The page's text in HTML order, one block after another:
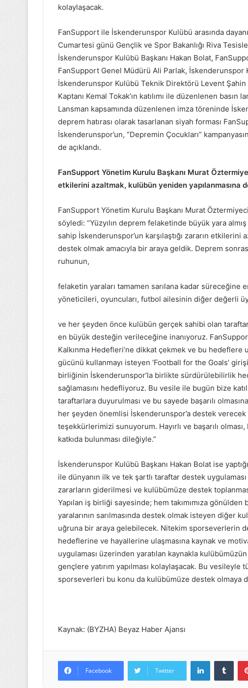
kolaylaşacak.
FanSupport ile İskenderunspor Kulübü arasında
Cumartesi günü Gençlik ve Spor Bakanlığı Riva
İskenderunspor Kulübü Başkanı Hakan Bolat,
FanSupport Genel Müdürü Ali Parlak, İskenderunspor
İskenderunspor Kulübü Teknik Direktörü Levent Şahin
Kaptanı Kemal Tokak’ın katılımı ile düzenlenen basın
Lansman kapsamında düzenlenen imza töreninde
deprem hatırası olarak tasarlanan siyah forması
İskenderunspor’un, “Depremin Çocukları”
de açıklandı.
FanSupport Yönetim Kurulu Başkanı Murat
etkilerini azaltmak, kulübün yeniden yapılanmasına
FanSupport Yönetim Kurulu Başkanı Murat
söyledi: “Yüzyılın deprem felaketinde büyük yara
sahip İskenderunspor’un karşılaştığı zararın etkilerini
destek olmak amacıyla bir araya geldik. Deprem
ruhunun,
felaketin yaraları tamamen sarılana kadar süreceğine
yöneticileri, oyuncuları, futbol ailesinin diğer değerli
ve her şeyden önce kulübün gerçek sahibi olan
en büyük desteğin verileceğine inanıyoruz.
Kalkınma Hedefleri’ne dikkat çekmek ve bu hedeflere
gücünü kullanmayı isteyen ‘Football for the Goals’
birliğinin İskenderunspor’la birlikte sürdürülebilirlik
sağlamasını hedefliyoruz. Bu vesile ile bugün bize
taraftarlara duyurulması ve bu sayede başarılı
her şeyden önemlisi İskenderunspor’a destek
teşekkürlerimizi sunuyorum. Hayırlı ve başarılı
katkıda bulunması dileğiyle.”
İskenderunspor Kulübü Başkanı Hakan Bolat ise
ile dünyanın ilk ve tek şartlı taraftar destek
zararların giderilmesi ve kulübümüze destek
Yapılan iş birliği sayesinde; hem takımımıza
yaralarının sarılmasında destek olmak isteyen diğer
uğruna bir araya gelebilecek. Nitekim sporseverlerin
hedeflerine ve hayallerine ulaşmasına kaynak ve
uygulaması üzerinden yaratılan kaynakla
gençlere yatırım yapılması kolaylaşacak. Bu vesileyle
sporseverleri bu konu da kulübümüze destek olmaya
Kaynak: (BYZHA) Beyaz Haber Ajansı
Facebook Twitter
LinkedIn